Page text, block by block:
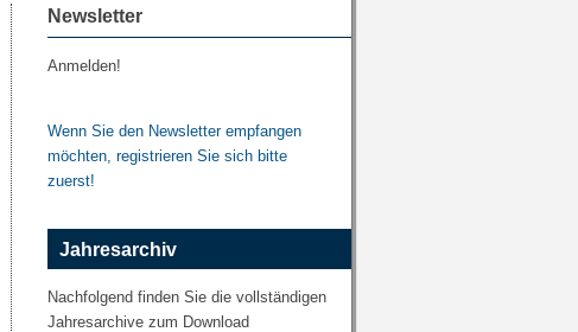
Newsletter
Anmelden!
Wenn Sie den Newsletter empfangen
möchten, registrieren Sie sich bitte
zuerst!
Jahresarchiv
Nachfolgend finden Sie die vollständigen
Jahresarchive zum Download